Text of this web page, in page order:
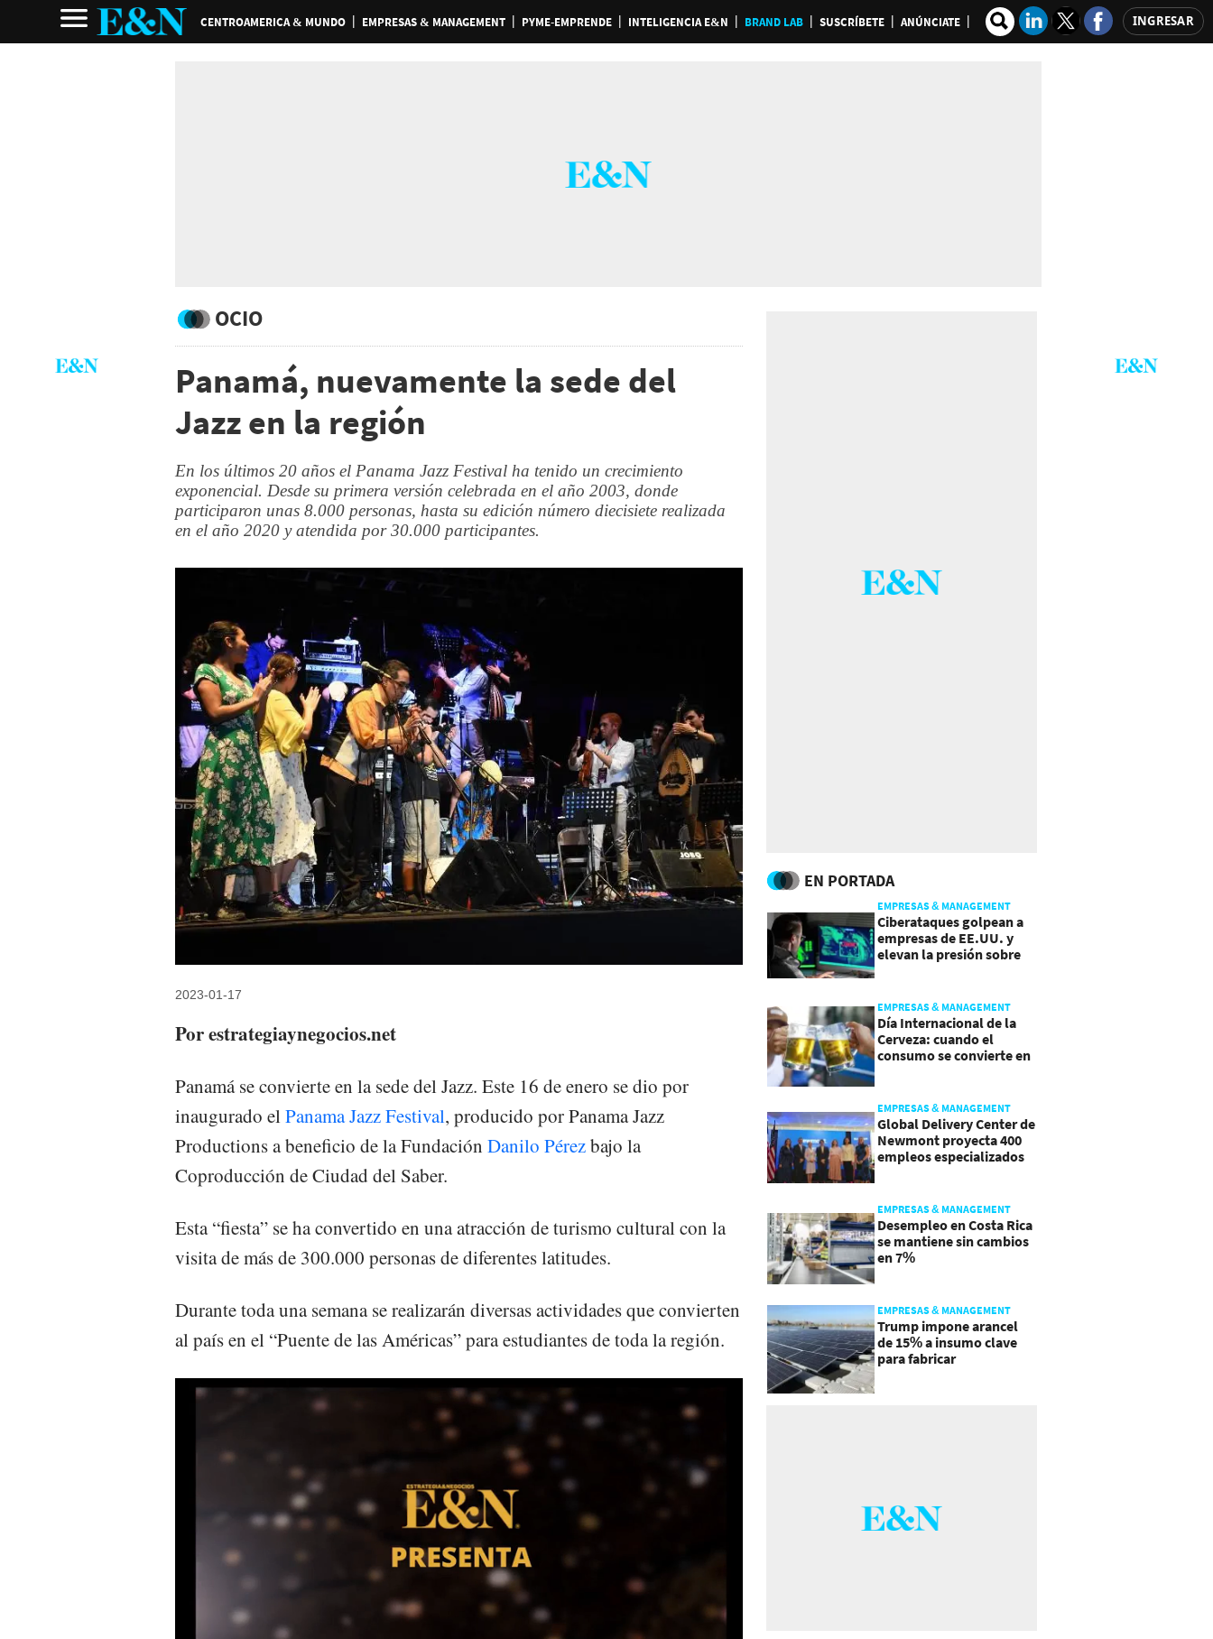
CENTROAMERICA & MUNDO EMPRESAS & MANAGEMENT PYME-EMPRENDE INTELIGENCIA E&N BRAND LAB SUSCRÍBETE ANÚNCIATE INGRESAR
OCIO
Panamá, nuevamente la sede del
Jazz en la región
En los últimos 20 años el Panama Jazz Festival ha tenido un crecimiento
exponencial. Desde su primera versión celebrada en el año 2003, donde
participaron unas 8.000 personas, hasta su edición número diecisiete realizada
en el año 2020 y atendida por 30.000 participantes.
2023-01-17
Por estrategiaynegocios.net
Panamá se convierte en la sede del Jazz. Este 16 de enero se dio por
inaugurado elPanama Jazz Festival, producido por Panama Jazz
Productions a beneficio de la Fundación Danilo Pérezbajo la
Coproducción de Ciudad del Saber.
Esta “fiesta” se ha convertido en una atracción de turismo cultural con la
visita de más de 300.000 personas de diferentes latitudes.
Durante toda una semana se realizarán diversas actividades que convierten
al país en el “Puente de las Américas” para estudiantes de toda la región.
EN PORTADA
EMPRESAS & MANAGEMENT
Ciberataques golpean a
empresas de EE.UU. y
elevan la presión sobre
EMPRESAS & MANAGEMENT
Día Internacional de la
Cerveza: cuando el
consumo se convierte en
EMPRESAS & MANAGEMENT
Global Delivery Center de
Newmont proyecta 400
empleos especializados
EMPRESAS & MANAGEMENT
Desempleo en Costa Rica
se mantiene sin cambios
en 7%
EMPRESAS & MANAGEMENT
Trump impone arancel
de 15% a insumo clave
para fabricar